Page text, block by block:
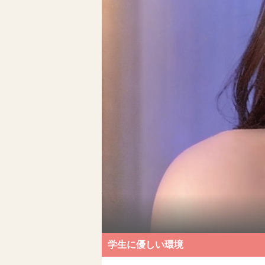
学生に優しい環境